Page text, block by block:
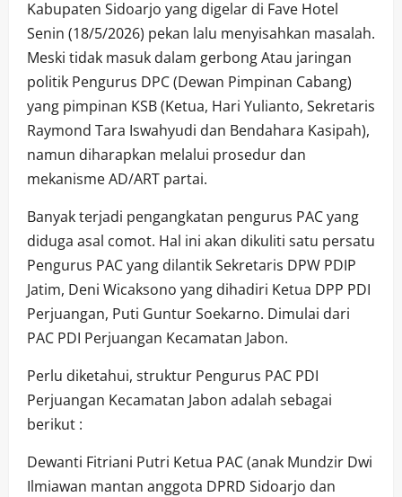
Kabupaten Sidoarjo yang digelar di Fave Hotel
Senin (18/5/2026) pekan lalu menyisahkan masalah.
Meski tidak masuk dalam gerbong Atau jaringan
politik Pengurus DPC (Dewan Pimpinan Cabang)
yang pimpinan KSB (Ketua, Hari Yulianto, Sekretaris
Raymond Tara Iswahyudi dan Bendahara Kasipah),
namun diharapkan melalui prosedur dan
mekanisme AD/ART partai.
Banyak terjadi pengangkatan pengurus PAC yang
diduga asal comot. Hal ini akan dikuliti satu persatu
Pengurus PAC yang dilantik Sekretaris DPW PDIP
Jatim, Deni Wicaksono yang dihadiri Ketua DPP PDI
Perjuangan, Puti Guntur Soekarno. Dimulai dari
PAC PDI Perjuangan Kecamatan Jabon.
Perlu diketahui, struktur Pengurus PAC PDI
Perjuangan Kecamatan Jabon adalah sebagai
berikut :
Dewanti Fitriani Putri Ketua PAC (anak Mundzir Dwi
Ilmiawan mantan anggota DPRD Sidoarjo dan